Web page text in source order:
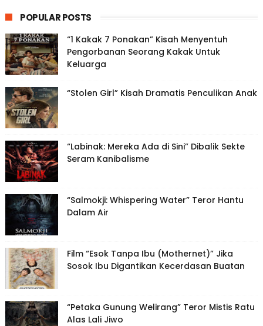
POPULAR POSTS
“1 Kakak 7 Ponakan” Kisah Menyentuh
Pengorbanan Seorang Kakak Untuk
Keluarga
“Stolen Girl” Kisah Dramatis Penculikan Anak
“Labinak: Mereka Ada di Sini” Dibalik Sekte
Seram Kanibalisme
“Salmokji: Whispering Water” Teror Hantu
Dalam Air
Film “Esok Tanpa Ibu (Mothernet)” Jika
Sosok Ibu Digantikan Kecerdasan Buatan
“Petaka Gunung Welirang” Teror Mistis Ratu
Alas Lali Jiwo